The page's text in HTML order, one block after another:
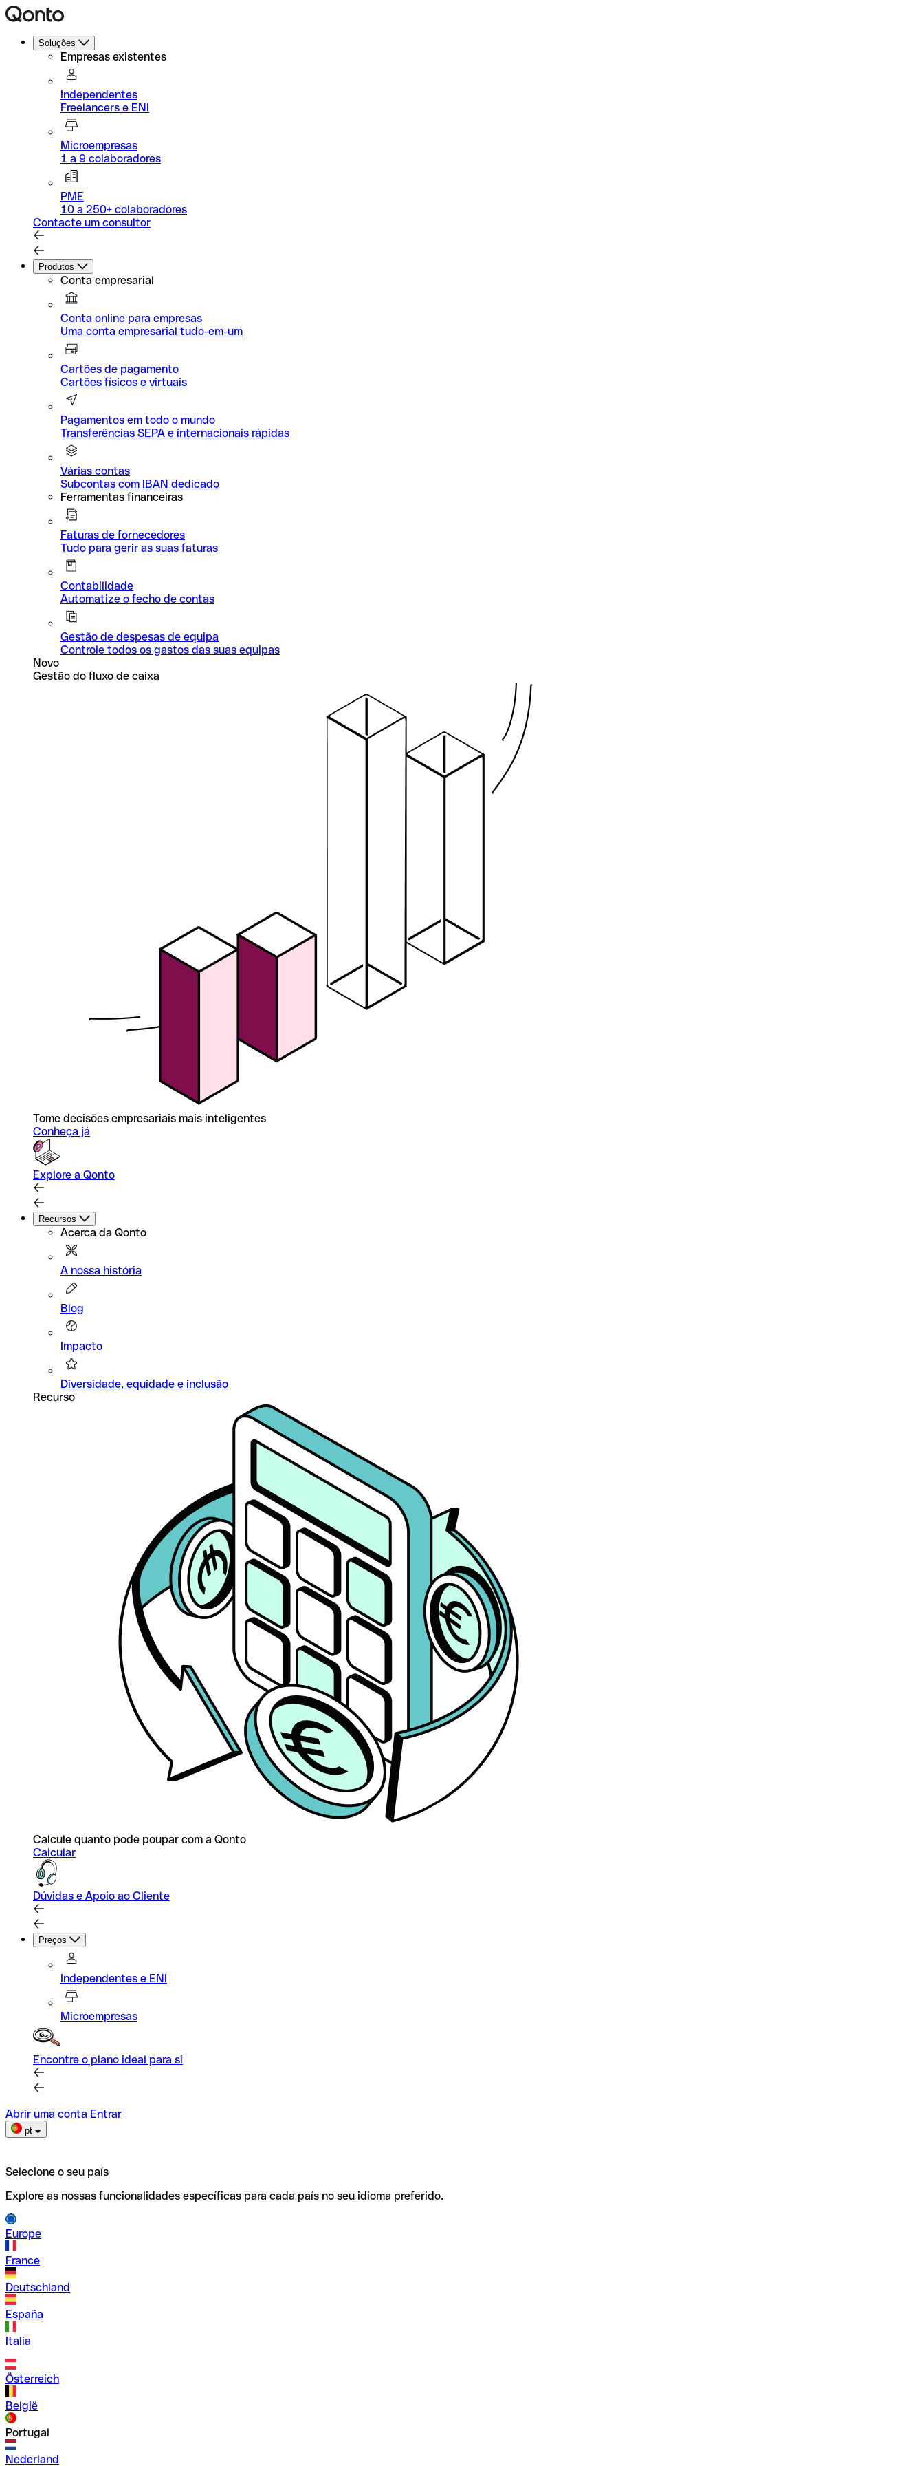
Soluções
Empresas existentes
Independentes
Freelancers e ENI
Microempresas
1 a 9 colaboradores
PME
10 a 250+ colaboradores
Contacte um consultor
Produtos
Conta empresarial
Conta online para empresas
Uma conta empresarial tudo-em-um
Cartões de pagamento
Cartões físicos e virtuais
Pagamentos em todo o mundo
Transferências SEPA e internacionais rápidas
Várias contas
Subcontas com IBAN dedicado
Ferramentas financeiras
Faturas de fornecedores
Tudo para gerir as suas faturas
Contabilidade
Automatize o fecho de contas
Gestão de despesas de equipa
Controle todos os gastos das suas equipas
Novo
Gestão do fluxo de caixa
Tome decisões empresariais mais inteligentes
Conheça já
Explore a Qonto
Recursos
Acerca da Qonto
A nossa história
Blog
Impacto
Diversidade, equidade e inclusão
Recurso
Calcule quanto pode poupar com a Qonto
Calcular
Dúvidas e Apoio ao Cliente
Preços
Independentes e ENI
Microempresas
Encontre o plano ideal para si
Abrir uma conta Entrar
pt
Selecione o seu país
Explore as nossas funcionalidades específicas para cada país no seu idioma preferido.
Europe
France
Deutschland
España
Italia
Österreich
België
Portugal
Nederland